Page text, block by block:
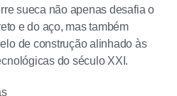
sueca não apenas desafia o
e do aço, mas também
de construção alinhado às
do século XXI.